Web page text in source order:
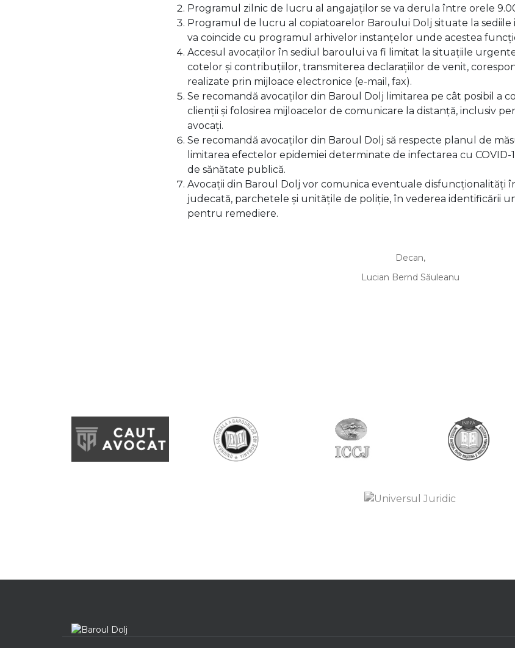
Programul zilnic de lucru al angajaților se va derula între orele
Programul de lucru al copiatoarelor Baroului Dolj situate la sediile
va coincide cu programul arhivelor instanțelor unde acestea
Accesul avocaților în sediul baroului va fi limitat la situațiile
cotelor și contribuțiilor, transmiterea declarațiilor de venit,
realizate prin mijloace electronice (e-mail, fax).
Se recomandă avocaților din Baroul Dolj limitarea pe cât posibil a
clienții și folosirea mijloacelor de comunicare la distanță, inclusiv
avocați.
Se recomandă avocaților din Baroul Dolj să respecte planul de
limitarea efectelor epidemiei determinate de infectarea cu
de sănătate publică.
Avocații din Baroul Dolj vor comunica eventuale disfuncționalități
judecată, parchetele și unitățile de poliție, în vederea identificării
pentru remediere.
Decan,
Lucian Bernd Săuleanu